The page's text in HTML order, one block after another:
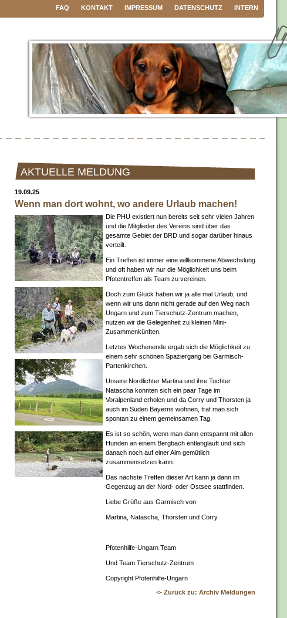
FAQ KONTAKT IMPRESSUM DATENSCHUTZ INTERN
AKTUELLE MELDUNG
19.09.25
Wenn man dort wohnt, wo andere Urlaub machen!
Die PHU existiert nun bereits seit sehr vielen Jahren
und die Mitglieder des Vereins sind über das
gesamte Gebiet der BRD und sogar darüber hinaus
verteilt.
Ein Treffen ist immer eine willkommene Abwechslung
und oft haben wir nur die Möglichkeit uns beim
Pfotentreffen als Team zu vereinen.
Doch zum Glück haben wir ja alle mal Urlaub, und
wenn wir uns dann nicht gerade auf den Weg nach
Ungarn und zum Tierschutz-Zentrum machen,
nutzen wir die Gelegenheit zu kleinen Mini-
Zusammenkünften.
Letztes Wochenende ergab sich die Möglichkeit zu
einem sehr schönen Spaziergang bei Garmisch-
Partenkirchen.
Unsere Nordlichter Martina und ihre Tochter
Natascha konnten sich ein paar Tage im
Voralpenland erholen und da Corry und Thorsten ja
auch im Süden Bayerns wohnen, traf man sich
spontan zu einem gemeinsamen Tag.
Es ist so schön, wenn man dann entspannt mit allen
Hunden an einem Bergbach entlangläuft und sich
danach noch auf einer Alm gemütlich
zusammensetzen kann.
Das nächste Treffen dieser Art kann ja dann im
Gegenzug an der Nord- oder Ostsee stattfinden.
Liebe Grüße aus Garmisch von
Martina, Natascha, Thorsten und Corry
Pfotenhilfe-Ungarn Team
Und Team Tierschutz-Zentrum
Copyright Pfotenhilfe-Ungarn
<- Zurück zu: Archiv Meldungen